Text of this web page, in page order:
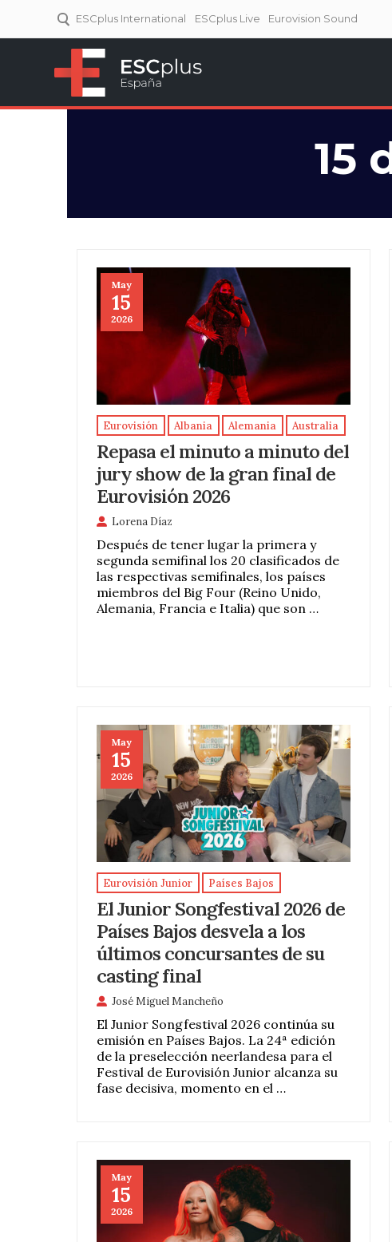
ESCplus International ESCplus Live Eurovision Sound
15
May
15
2026
Eurovisión Albania Alemania Australia
Repasa el minuto a minuto del
jury show de la gran final de
Eurovisión 2026
Lorena Díaz
Después de tener lugar la primera y
segunda semifinal los 20 clasificados de
las respectivas semifinales, los países
miembros del Big Four (Reino Unido,
Alemania, Francia e Italia) que son …
May
15
2026
Eurovisión Junior Países Bajos
El Junior Songfestival 2026 de
Países Bajos desvela a los
últimos concursantes de su
casting final
José Miguel Mancheño
El Junior Songfestival 2026 continúa su
emisión en Países Bajos. La 24ª edición
de la preselección neerlandesa para el
Festival de Eurovisión Junior alcanza su
fase decisiva, momento en el …
May
15
2026